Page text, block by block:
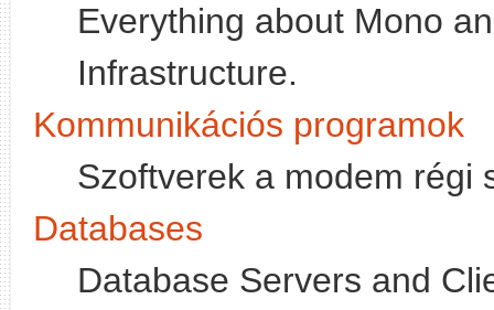
Everything about Mono
Infrastructure.
Kommunikációs programok
Szoftverek a modem régi
Databases
Database Servers and